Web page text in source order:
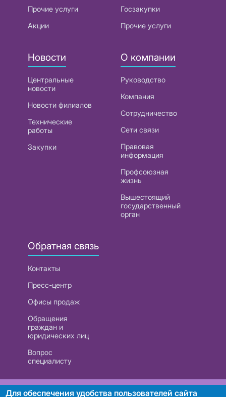
Прочие услуги
Акции
Госзакупки
Прочие услуги
Новости
Центральные
новости
Новости филиалов
Технические
работы
Закупки
О компании
Руководство
Компания
Сотрудничество
Сети связи
Правовая
информация
Профсоюзная
жизнь
Вышестоящий
государственный
орган
Обратная связь
Контакты
Пресс-центр
Офисы продаж
Обращения
граждан и
юридических лиц
Вопрос
специалисту
РУП «Белтелеком». УНП 101007741
Для обеспечения удобства пользователей сайта